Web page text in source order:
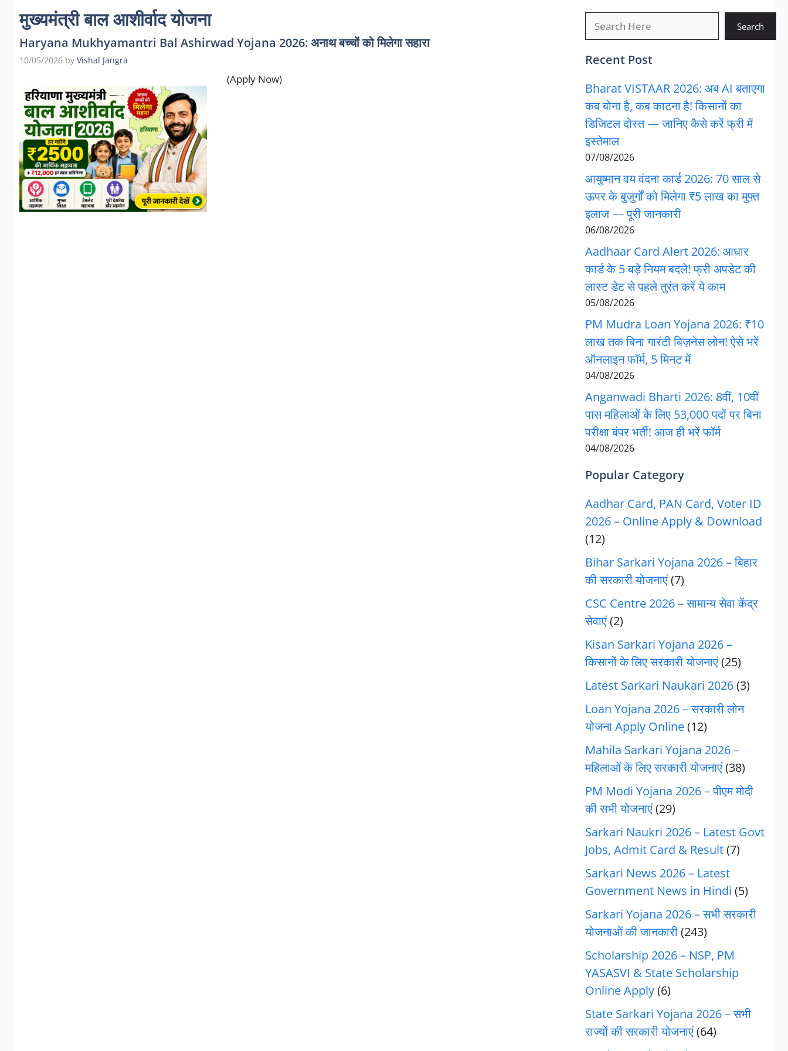
मुख्यमंत्री बाल आशीर्वाद योजना
Haryana Mukhyamantri Bal Ashirwad Yojana 2026: अनाथ बच्चों को मिलेगा सहारा
10/05/2026 by Vishal Jangra
(Apply Now)
Search
Recent Post
Bharat VISTAAR 2026: अब AI बताएगा
कब बोना है, कब काटना है! किसानों का
डिजिटल दोस्त — जानिए कैसे करें फ्री में
इस्तेमाल
07/08/2026
आयुष्मान वय वंदना कार्ड 2026: 70 साल से
ऊपर के बुजुर्गों को मिलेगा ₹5 लाख का मुफ्त
इलाज — पूरी जानकारी
06/08/2026
Aadhaar Card Alert 2026: आधार
कार्ड के 5 बड़े नियम बदले! फ्री अपडेट की
लास्ट डेट से पहले तुरंत करें ये काम
05/08/2026
PM Mudra Loan Yojana 2026: ₹10
लाख तक बिना गारंटी बिज़नेस लोन! ऐसे भरें
ऑनलाइन फॉर्म, 5 मिनट में
04/08/2026
Anganwadi Bharti 2026: 8वीं, 10वीं
पास महिलाओं के लिए 53,000 पदों पर बिना
परीक्षा बंपर भर्ती! आज ही भरें फॉर्म
04/08/2026
Popular Category
Aadhar Card, PAN Card, Voter ID
2026 – Online Apply & Download
(12)
Bihar Sarkari Yojana 2026 – बिहार
की सरकारी योजनाएं(7)
CSC Centre 2026 – सामान्य सेवा केंद्र
सेवाएं(2)
Kisan Sarkari Yojana 2026 –
किसानों के लिए सरकारी योजनाएं(25)
Latest Sarkari Naukari 2026(3)
Loan Yojana 2026 – सरकारी लोन
योजना Apply Online(12)
Mahila Sarkari Yojana 2026 –
महिलाओं के लिए सरकारी योजनाएं(38)
PM Modi Yojana 2026 – पीएम मोदी
की सभी योजनाएं(29)
Sarkari Naukri 2026 – Latest Govt
Jobs, Admit Card & Result(7)
Sarkari News 2026 – Latest
Government News in Hindi (5)
Sarkari Yojana 2026 – सभी सरकारी
योजनाओं की जानकारी(243)
Scholarship 2026 – NSP, PM
YASASVI & State Scholarship
Online Apply(6)
State Sarkari Yojana 2026 – सभी
राज्यों की सरकारी योजनाएं(64)